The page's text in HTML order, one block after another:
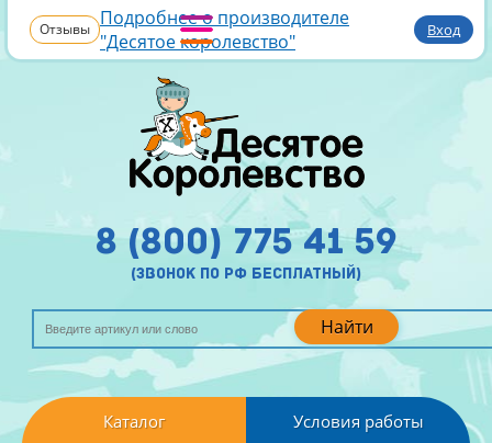
Отзывы Подробнее о производителе
"Десятое королевство"
Вход
Найти
8 (800) 775 41 59
(звонок по рф бесплатный)
Каталог Условия работы